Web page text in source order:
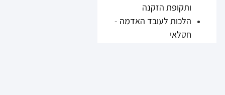
ותקופת הזקנה
הלכות לעובד האדמה -
חקלאי